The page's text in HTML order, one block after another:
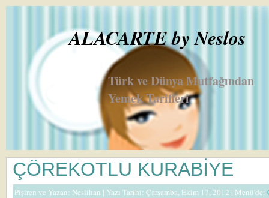
ALACARTE by Neslos
Türk ve Dünya Mutfağından
Yemek Tarifleri
ÇÖREKOTLU KURABİYE
Pişiren ve Yazan: Neslihan | Yazı Tarihi: Çarşamba, Ekim 17, 2012 | Menü'de: